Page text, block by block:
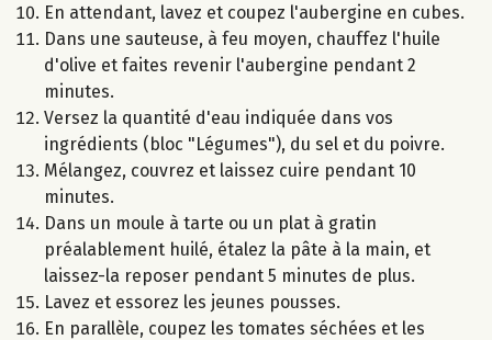
En attendant, lavez et coupez l'aubergine en cubes.
Dans une sauteuse, à feu moyen, chauffez l'huile
d'olive et faites revenir l'aubergine pendant 2
minutes.
Versez la quantité d'eau indiquée dans vos
ingrédients (bloc "Légumes"), du sel et du poivre.
Mélangez, couvrez et laissez cuire pendant 10
minutes.
Dans un moule à tarte ou un plat à gratin
préalablement huilé, étalez la pâte à la main, et
laissez-la reposer pendant 5 minutes de plus.
Lavez et essorez les jeunes pousses.
En parallèle, coupez les tomates séchées et les